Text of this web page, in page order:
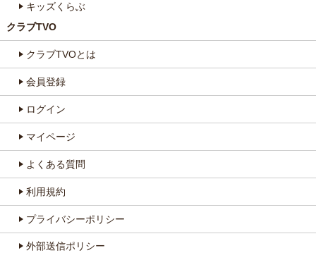
キッズくらぶ
クラブTVO
クラブTVOとは
会員登録
ログイン
マイページ
よくある質問
利用規約
プライバシーポリシー
外部送信ポリシー